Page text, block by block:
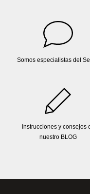
Somos especialistas del
Instrucciones y consejos
nuestro BLOG